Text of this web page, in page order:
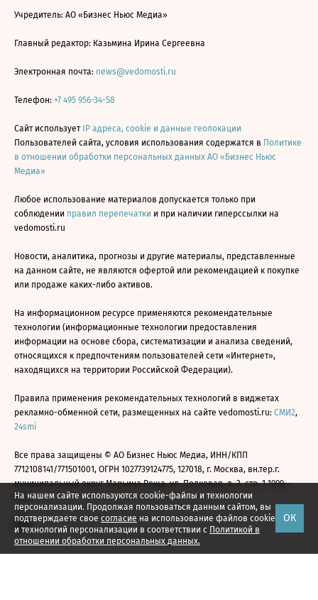
На нашем сайте используются cookie-файлы и технологии
персонализации. Продолжая пользоваться данным сайтом, вы
подтверждаете свое согласие на использование файлов cookie
и технологий персонализации в соответствии с Политикой в
отношении обработки персональных данных.
ОК
Учредитель: АО «Бизнес Ньюс Медиа»
Главный редактор: Казьмина Ирина Сергеевна
Электронная почта: news@vedomosti.ru
Телефон: +7 495 956-34-58
Сайт использует IP адреса, cookie и данные геолокации
Пользователей сайта, условия использования содержатся в Политике
в отношении обработки персональных данных АО «Бизнес Ньюс
Медиа»
Любое использование материалов допускается только при
соблюдении правил перепечатки и при наличии гиперссылки на
vedomosti.ru
Новости, аналитика, прогнозы и другие материалы, представленные
на данном сайте, не являются офертой или рекомендацией к покупке
или продаже каких-либо активов.
На информационном ресурсе применяются рекомендательные
технологии (информационные технологии предоставления
информации на основе сбора, систематизации и анализа сведений,
относящихся к предпочтениям пользователей сети «Интернет»,
находящихся на территории Российской Федерации).
Правила применения рекомендательных технологий в виджетах
рекламно-обменной сети, размещенных на сайте vedomosti.ru: СМИ2,
24smi
Все права защищены © АО Бизнес Ньюс Медиа, ИНН/КПП
7712108141/771501001, ОГРН 1027739124775, 127018, г. Москва, вн.тер.г.
муниципальный округ Марьина Роща, ул. Полковая, д. 3, стр. 1 1999—
2026